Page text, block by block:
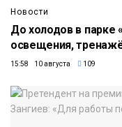
Новости
До холодов в парке
освещения,
15:58 10 августа 109